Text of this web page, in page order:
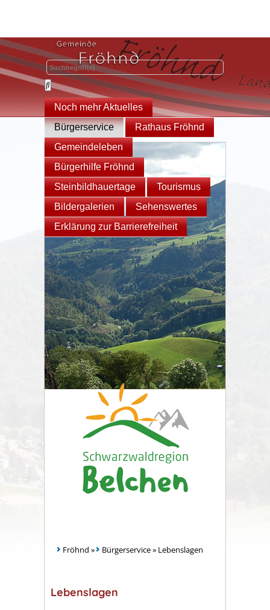
Noch mehr Aktuelles
Bürgerservice
Rathaus Fröhnd
Gemeindeleben
Bürgerhilfe Fröhnd
Steinbildhauertage
Tourismus
Bildergalerien
Sehenswertes
Erklärung zur Barrierefreiheit
Fröhnd » Bürgerservice» Lebenslagen
Lebenslagen